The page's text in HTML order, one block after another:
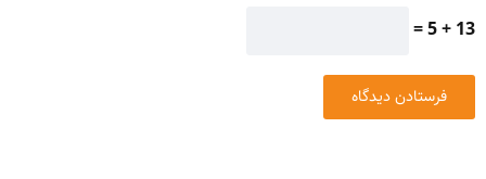
13 + 5 =